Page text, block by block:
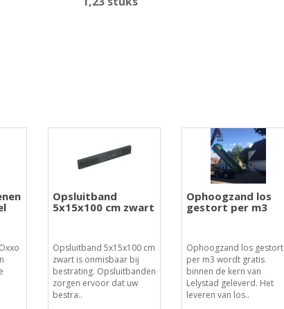
Opsluitband
5x15x100 cm zwart
Opsluitband 5x15x100 cm
zwart is onmisbaar bij
bestrating. Opsluitbanden
zorgen ervoor dat uw
bestra..
Ophoogzand los
gestort per m3
Ophoogzand los gestort
per m3 wordt gratis
binnen de kern van
Lelystad geleverd. Het
leveren van los..